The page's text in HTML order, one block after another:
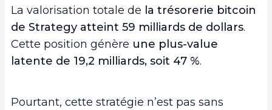
La valorisation totale de la trésorerie bitcoin
de Strategy atteint 59 milliards de dollars.
Cette position génère une plus-value
latente de 19,2 milliards, soit 47 %.
Pourtant, cette stratégie n’est pas sans